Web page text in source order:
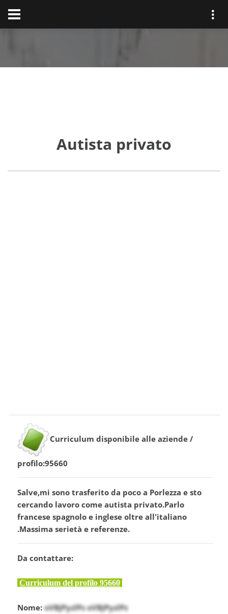
Autista privato
Curriculum disponibile alle aziende /
profilo:95660
Salve,mi sono trasferito da poco a Porlezza e sto
cercando lavoro come autista privato.Parlo
francese spagnolo e inglese oltre all'italiano
.Massima serietà e referenze.
Da contattare:
Curriculum del profilo 95660
Nome:oVBJPyzlPz oVBJPyzlPz